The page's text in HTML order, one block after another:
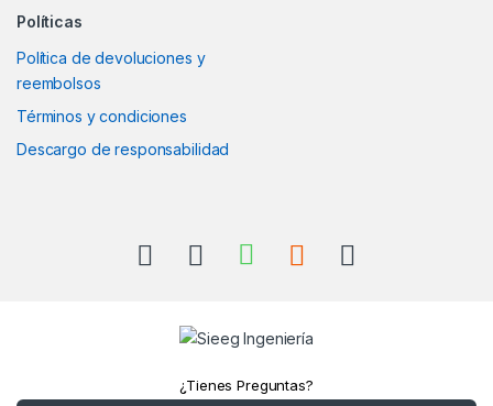
Políticas
Política de devoluciones y
reembolsos
Términos y condiciones
Descargo de responsabilidad
¿Tienes Preguntas?